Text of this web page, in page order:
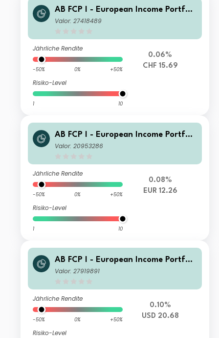
AB FCP I - European Income Portfoli
o A2 CHF H Acc
Valor: 27418489
Jährliche Rendite
-50% 0% +50%
Risiko-Level
1 10
0.06%
CHF 15.69
AB FCP I - European Income Portfoli
o CK EUR Inc
Valor: 20953286
Jährliche Rendite
-50% 0% +50%
Risiko-Level
1 10
0.08%
EUR 12.26
AB FCP I - European Income Portfoli
o C2 USD H Acc
Valor: 27919891
Jährliche Rendite
-50% 0% +50%
Risiko-Level
0.10%
USD 20.68